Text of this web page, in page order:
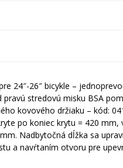
24″-26″ bicykle –
pravú stredovú misku BSA
kovového držiaku – kód:
po koniec krytu = 420 mm,
Nadbytočná dĺžka sa
a navŕtaním otvoru pre